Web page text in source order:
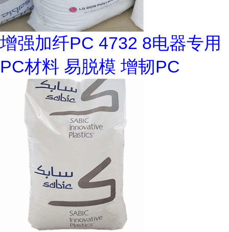
增强加纤PC 4732 8电器专用
PC材料 易脱模 增韧PC